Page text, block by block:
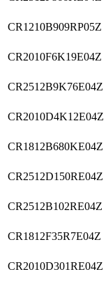
CR1210B909RP05Z
CR2010F6K19E04Z
CR2512B9K76E04Z
CR2010D4K12E04Z
CR1812B680KE04Z
CR2512D150RE04Z
CR2512B102RE04Z
CR1812F35R7E04Z
CR2010D301RE04Z